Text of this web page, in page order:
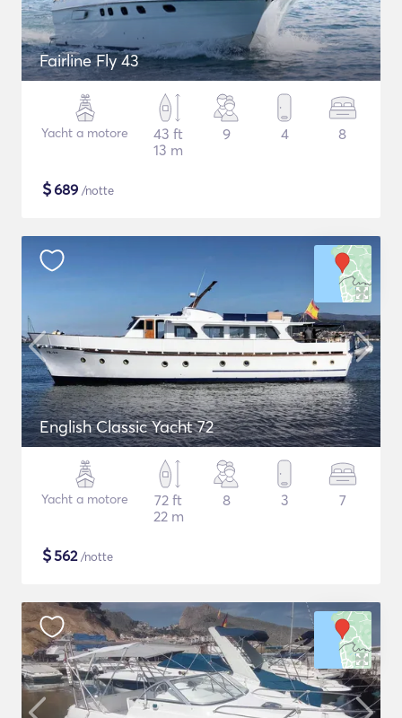
Fairline Fly 43
Yacht a motore
43 ft
13 m
9 4 8
$689 /notte
English Classic Yacht 72
Yacht a motore
72 ft
22 m
8 3 7
$562/notte